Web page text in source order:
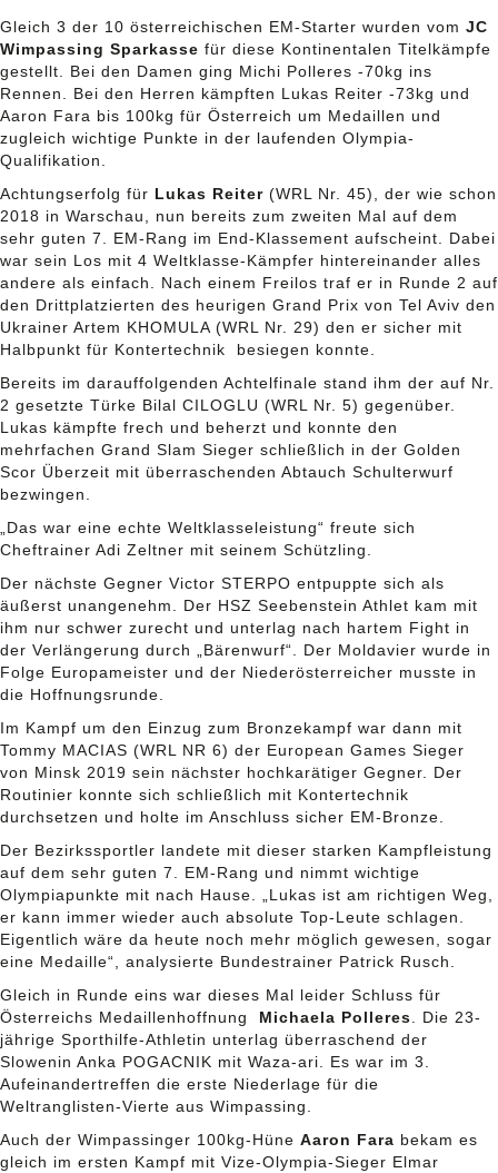
Gleich 3 der 10 österreichischen EM-Starter wurden vom JC
Wimpassing Sparkasse für diese Kontinentalen Titelkämpfe
gestellt. Bei den Damen ging Michi Polleres -70kg ins
Rennen. Bei den Herren kämpften Lukas Reiter -73kg und
Aaron Fara bis 100kg für Österreich um Medaillen und
zugleich wichtige Punkte in der laufenden Olympia-
Qualifikation.
Achtungserfolg für Lukas Reiter (WRL Nr. 45), der wie schon
2018 in Warschau, nun bereits zum zweiten Mal auf dem
sehr guten 7. EM-Rang im End-Klassement aufscheint. Dabei
war sein Los mit 4 Weltklasse-Kämpfer hintereinander alles
andere als einfach. Nach einem Freilos traf er in Runde 2 auf
den Drittplatzierten des heurigen Grand Prix von Tel Aviv den
Ukrainer Artem KHOMULA (WRL Nr. 29) den er sicher mit
Halbpunkt für Kontertechnik besiegen konnte.
Bereits im darauffolgenden Achtelfinale stand ihm der auf Nr.
2 gesetzte Türke Bilal CILOGLU (WRL Nr. 5) gegenüber.
Lukas kämpfte frech und beherzt und konnte den
mehrfachen Grand Slam Sieger schließlich in der Golden
Scor Überzeit mit überraschenden Abtauch Schulterwurf
bezwingen.
„Das war eine echte Weltklasseleistung“ freute sich
Cheftrainer Adi Zeltner mit seinem Schützling.
Der nächste Gegner Victor STERPO entpuppte sich als
äußerst unangenehm. Der HSZ Seebenstein Athlet kam mit
ihm nur schwer zurecht und unterlag nach hartem Fight in
der Verlängerung durch „Bärenwurf“. Der Moldavier wurde in
Folge Europameister und der Niederösterreicher musste in
die Hoffnungsrunde.
Im Kampf um den Einzug zum Bronzekampf war dann mit
Tommy MACIAS (WRL NR 6) der European Games Sieger
von Minsk 2019 sein nächster hochkarätiger Gegner. Der
Routinier konnte sich schließlich mit Kontertechnik
durchsetzen und holte im Anschluss sicher EM-Bronze.
Der Bezirkssportler landete mit dieser starken Kampfleistung
auf dem sehr guten 7. EM-Rang und nimmt wichtige
Olympiapunkte mit nach Hause. „Lukas ist am richtigen Weg,
er kann immer wieder auch absolute Top-Leute schlagen.
Eigentlich wäre da heute noch mehr möglich gewesen, sogar
eine Medaille“, analysierte Bundestrainer Patrick Rusch.
Gleich in Runde eins war dieses Mal leider Schluss für
Österreichs Medaillenhoffnung Michaela Polleres . Die 23-
jährige Sporthilfe-Athletin unterlag überraschend der
Slowenin Anka POGACNIK mit Waza-ari. Es war im 3.
Aufeinandertreffen die erste Niederlage für die
Weltranglisten-Vierte aus Wimpassing.
Auch der Wimpassinger 100kg-Hüne Aaron Fara bekam es
gleich im ersten Kampf mit Vize-Olympia-Sieger Elmar